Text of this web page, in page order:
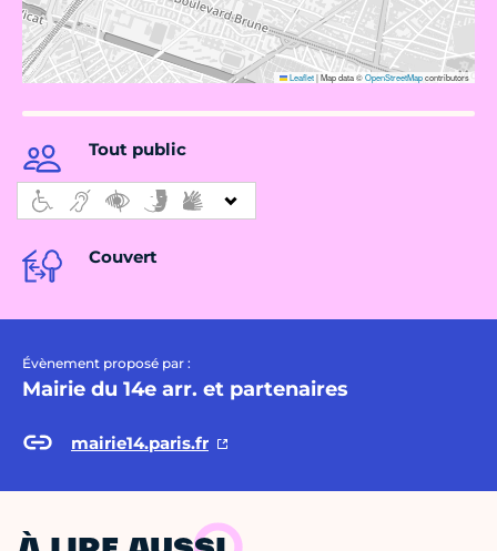
Leaflet|Map data ©OpenStreetMapcontributors
Tout public
Couvert
Évènement proposé par :
Mairie du 14e arr. et partenaires
mairie14.paris.fr